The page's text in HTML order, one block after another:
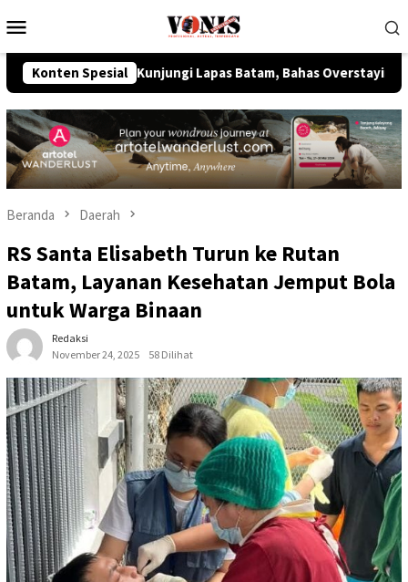
ke
Mobile
Konten Spesial
Kunjungi Lapas Batam, Bahas Overstaying dan KUHP Baru
Beranda Daerah
RS Santa Elisabeth Turun ke Rutan
Batam, Layanan Kesehatan Jemput Bola
untuk Warga Binaan
Redaksi
November 24, 2025
58 Dilihat